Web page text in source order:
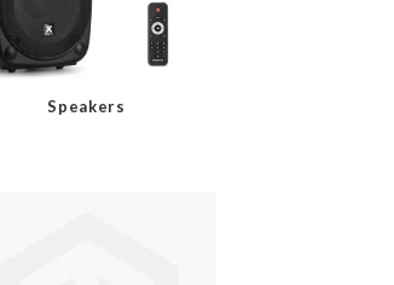
Speakers